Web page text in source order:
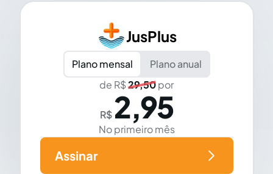
JusPlus
Plano mensal
Plano anual
de R$29,50por
R$ 2,95
No primeiro mês
Assinar